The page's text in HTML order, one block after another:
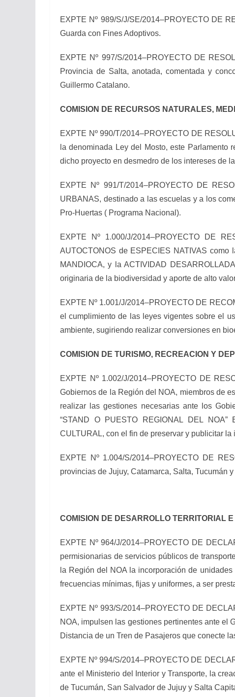
EXPTE Nº 989/S/J/SE/2014–PROYECTO DE
Guarda con Fines Adoptivos.
EXPTE Nº 997/S/2014–PROYECTO DE
Provincia de Salta, anotada, comentada y
Guillermo Catalano.
COMISION DE RECURSOS NATURALES,
EXPTE Nº 990/T/2014–PROYECTO DE
la denominada Ley del Mosto, este Parlamento
dicho proyecto en desmedro de los intereses de
EXPTE Nº 991/T/2014–PROYECTO DE
URBANAS, destinado a las escuelas y a los
Pro-Huertas ( Programa Nacional).
EXPTE Nº 1.000/J/2014–PROYECTO DE
AUTOCTONOS de ESPECIES NATIVAS como
MANDIOCA, y la ACTIVIDAD
originaria de la biodiversidad y aporte de alto
EXPTE Nº 1.001/J/2014–PROYECTO DE
el cumplimiento de las leyes vigentes sobre el
ambiente, sugiriendo realizar conversiones en
COMISION DE TURISMO, RECREACION Y
EXPTE Nº 1.002/J/2014–PROYECTO DE
Gobiernos de la Región del NOA, miembros de
realizar las gestiones necesarias ante los
“STAND O PUESTO REGIONAL DEL
CULTURAL, con el fin de preservar y publicitar
EXPTE Nº 1.004/S/2014–PROYECTO DE
provincias de Jujuy, Catamarca, Salta, Tucumán
COMISION DE DESARROLLO TERRITORIAL
EXPTE Nº 964/J/2014–PROYECTO DE
permisionarias de servicios públicos de
la Región del NOA la incorporación de
frecuencias mínimas, fijas y uniformes, a ser
EXPTE Nº 993/S/2014–PROYECTO DE
NOA, impulsen las gestiones pertinentes ante el
Distancia de un Tren de Pasajeros que conecte
EXPTE Nº 994/S/2014–PROYECTO DE
ante el Ministerio del Interior y Transporte, la
de Tucumán, San Salvador de Jujuy y Salta